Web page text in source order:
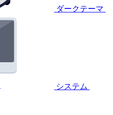
ダークテーマ
システム